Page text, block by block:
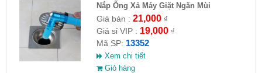
Nắp Ống Xả Máy Giặt Ngăn Mùi
Giá bán : 21,000₫
Giá sỉ VIP : 19,000₫
Mã SP: 13352
Xem chi tiết
Giỏ hàng